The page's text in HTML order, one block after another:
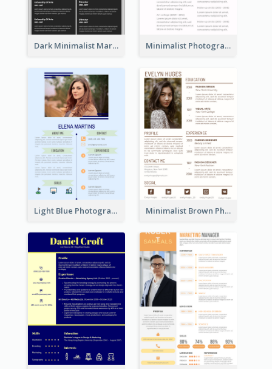
Dark Minimalist Marketing Manager Resume Minimalist Photography Assistant Resume
Light Blue Photographer Resume Minimalist Brown Photography Resume